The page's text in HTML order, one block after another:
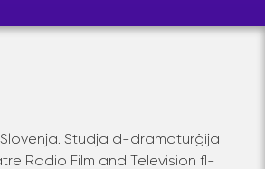
Slovenja. Studja d-dramaturġija
Radio Film and Television fl-